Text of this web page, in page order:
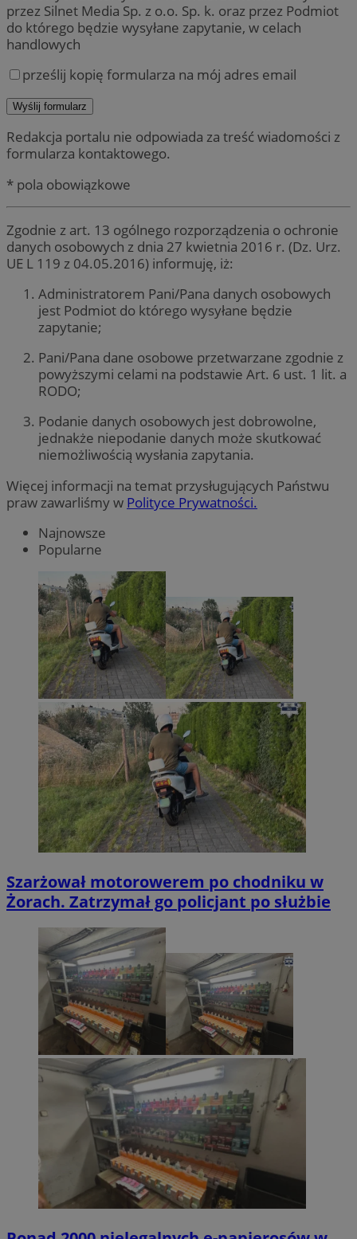
przez Silnet Media Sp. z o.o. Sp. k. oraz przez Podmiot
do którego będzie wysyłane zapytanie, w celach
handlowych
prześlij kopię formularza na mój adres email
Redakcja portalu nie odpowiada za treść wiadomości z
formularza kontaktowego.
* pola obowiązkowe
Zgodnie z art. 13 ogólnego rozporządzenia o ochronie
danych osobowych z dnia 27 kwietnia 2016 r. (Dz. Urz.
UE L 119 z 04.05.2016) informuję, iż:
Administratorem Pani/Pana danych osobowych
jest Podmiot do którego wysyłane będzie
zapytanie;
Pani/Pana dane osobowe przetwarzane zgodnie z
powyższymi celami na podstawie Art. 6 ust. 1 lit. a
RODO;
Podanie danych osobowych jest dobrowolne,
jednakże niepodanie danych może skutkować
niemożliwością wysłania zapytania.
Więcej informacji na temat przysługujących Państwu
praw zawarliśmy w Polityce Prywatności.
Najnowsze
Popularne
Szarżował motorowerem po chodniku w
Żorach. Zatrzymał go policjant po służbie